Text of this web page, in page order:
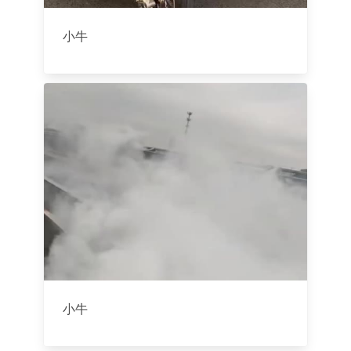
小牛
小牛